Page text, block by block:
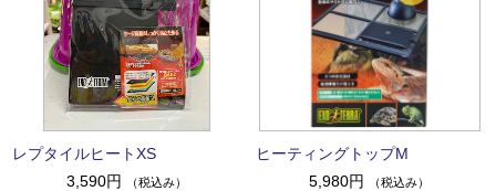
レプタイルヒートXS
3,590円
（税込み）
ヒーティングトップM
5,980円
（税込み）